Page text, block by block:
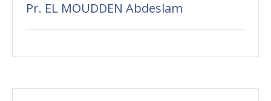
Pr. EL MOUDDEN Abdeslam